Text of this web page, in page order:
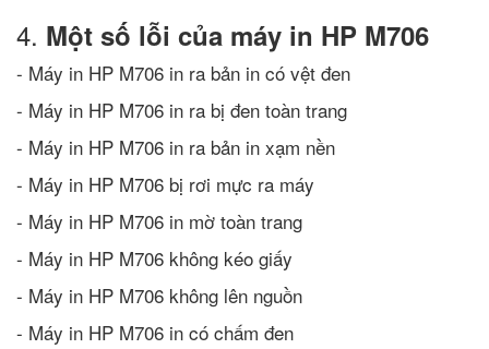
4. Một số lỗi của máy in HP M706
- Máy in HP M706 in ra bản in có vệt đen
- Máy in HP M706 in ra bị đen toàn trang
- Máy in HP M706 in ra bản in xạm nền
- Máy in HP M706 bị rơi mực ra máy
- Máy in HP M706 in mờ toàn trang
- Máy in HP M706 không kéo giấy
- Máy in HP M706 không lên nguồn
- Máy in HP M706 in có chấm đen